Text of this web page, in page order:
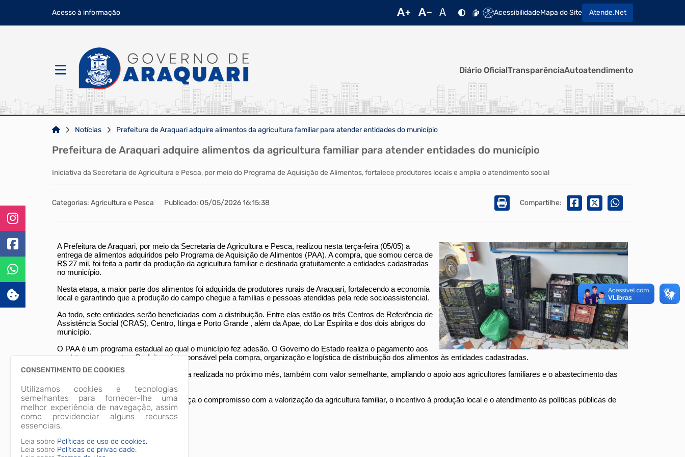
Acesso à informação AcessibilidadeMapa do Site Atende.Net
Diário OficialTransparênciaAutoatendimento
Notícias Prefeitura de Araquari adquire alimentos da agricultura familiar para atender entidades do município
Prefeitura de Araquari adquire alimentos da agricultura familiar para atender entidades do município
Iniciativa da Secretaria de Agricultura e Pesca, por meio do Programa de Aquisição de Alimentos, fortalece produtores locais e amplia o atendimento social
Categorias: Agricultura e Pesca Publicado: 05/05/2026 16:15:38 Compartilhe:
A Prefeitura de Araquari, por meio da Secretaria de Agricultura e Pesca, realizou nesta terça-feira (05/05) a
entrega de alimentos adquiridos pelo Programa de Aquisição de Alimentos (PAA). A compra, que somou cerca de
R$ 27 mil, foi feita a partir da produção da agricultura familiar e destinada gratuitamente a entidades cadastradas
no município.
Nesta etapa, a maior parte dos alimentos foi adquirida de produtores rurais de Araquari, fortalecendo a economia
local e garantindo que a produção do campo chegue a famílias e pessoas atendidas pela rede socioassistencial.
Ao todo, sete entidades serão beneficiadas com a distribuição. Entre elas estão os três Centros de Referência de
Assistência Social (CRAS), Centro, Itinga e Porto Grande , além da Apae, do Lar Espírita e dos dois abrigos do
município.
O PAA é um programa estadual ao qual o município fez adesão. O Governo do Estado realiza o pagamento aos
produtores, enquanto a Prefeitura é responsável pela compra, organização e logística de distribuição dos alimentos às entidades cadastradas.
A previsão é que uma nova compra seja realizada no próximo mês, também com valor semelhante, ampliando o apoio aos agricultores familiares e o abastecimento das
Por meio da iniciativa, a Prefeitura reforça o compromisso com a valorização da agricultura familiar, o incentivo à produção local e o atendimento às políticas públicas de
segurança alimentar.
Secretaria de Comunicação
Jornalista: Kevin Banruque
CONSENTIMENTO DE COOKIES
Utilizamos cookies e tecnologias
semelhantes para fornecer-lhe uma
melhor experiência de navegação, assim
como providenciar alguns recursos
essenciais.
Leia sobre Políticas de uso de cookies.
Leia sobre Políticas de privacidade.